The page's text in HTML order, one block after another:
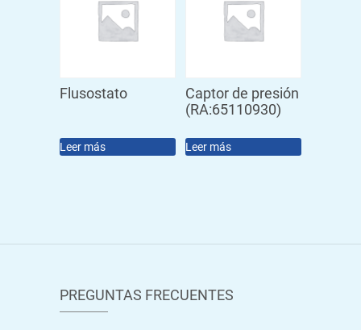
Flusostato
Leer más
Captor de presión
(RA:65110930)
Leer más
PREGUNTAS FRECUENTES